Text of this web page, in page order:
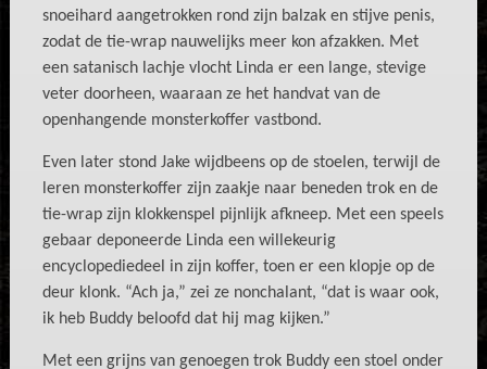
snoeihard aangetrokken rond zijn balzak en stijve penis,
zodat de tie-wrap nauwelijks meer kon afzakken. Met
een satanisch lachje vlocht Linda er een lange, stevige
veter doorheen, waaraan ze het handvat van de
openhangende monsterkoffer vastbond.
Even later stond Jake wijdbeens op de stoelen, terwijl de
leren monsterkoffer zijn zaakje naar beneden trok en de
tie-wrap zijn klokkenspel pijnlijk afkneep. Met een speels
gebaar deponeerde Linda een willekeurig
encyclopediedeel in zijn koffer, toen er een klopje op de
deur klonk. “Ach ja,” zei ze nonchalant, “dat is waar ook,
ik heb Buddy beloofd dat hij mag kijken.”
Met een grijns van genoegen trok Buddy een stoel onder